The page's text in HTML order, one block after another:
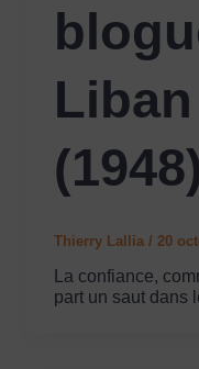
(1948)
Thierry Lallia / 20
La confiance,
part un saut dans